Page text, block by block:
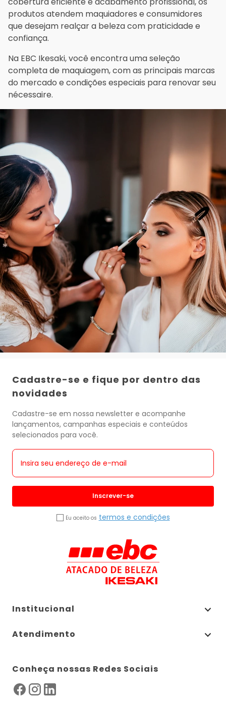
produtos atendem maquiadores e consumidores
que desejam realçar a beleza com praticidade e
confiança.
Na EBC Ikesaki, você encontra uma seleção
completa de maquiagem, com as principais marcas
do mercado e condições especiais para renovar seu
nécessaire.
Cadastre-se e fique por dentro das
novidades
Cadastre-se em nossa newsletter e acompanhe
lançamentos, campanhas especiais e conteúdos
selecionados para você.
Inscrever-se
Eu aceito os termos e condições
Institucional
Atendimento
Conheça nossas Redes Sociais